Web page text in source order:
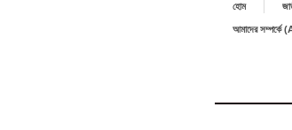
হোম
আমাদের সম্পর্কে